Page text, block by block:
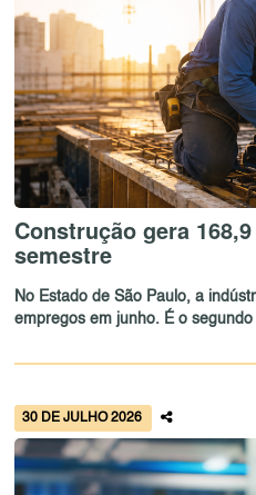
Construção gera
semestre
No Estado de São Paulo, a
empregos em junho. É o
30 DE JULHO 2026